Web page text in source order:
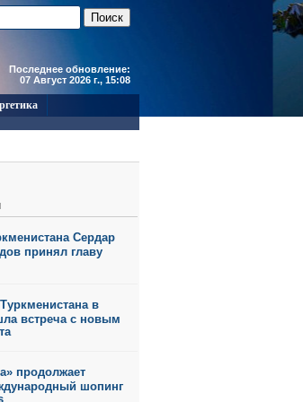
Последнее обновление:
07 Август 2026 г., 15:08
Сердар
принял главу
в
встреча с новым
продолжает
шопинг